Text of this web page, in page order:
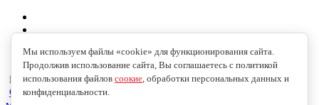
info@24weld.ru
СПб, Балтийская 2/14
Мы используем файлы «cookie» для функционирования сайта.
Продолжив использование сайта, Вы соглашаетесь с политикой
использования файлов соокие, обработки персональных данных и
конфиденциальности.